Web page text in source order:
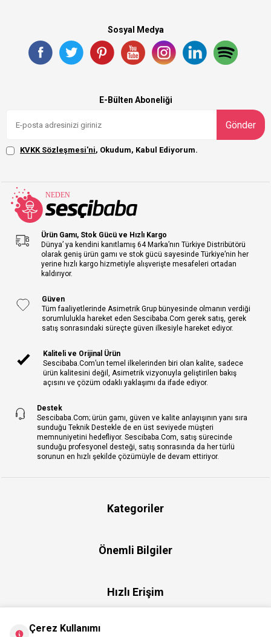
Sosyal Medya
E-Bülten Aboneliği
Gönder
KVKK Sözleşmesi'ni, Okudum, Kabul Ediyorum.
Ürün Gamı, Stok Gücü ve Hızlı Kargo
Dünya’ ya kendini kanıtlamış 64 Marka’nın Türkiye Distribütörü
olarak geniş ürün gamı ve stok gücü sayesinde Türkiye’nin her
yerine hızlı kargo hizmetiyle alışverişte mesafeleri ortadan
kaldırıyor.
Güven
Tüm faaliyetlerinde Asimetrik Grup bünyesinde olmanın verdiği
sorumlulukla hareket eden Sescibaba.Com gerek satış, gerek
satış sonrasındaki süreçte güven ilkesiyle hareket ediyor.
Kaliteli ve Orijinal Ürün
Sescibaba.Com’un temel ilkelerinden biri olan kalite, sadece
ürün kalitesini değil, Asimetrik vizyonuyla geliştirilen bakış
açısını ve çözüm odaklı yaklaşımı da ifade ediyor.
Destek
Sescibaba.Com; ürün gamı, güven ve kalite anlayışının yanı sıra
sunduğu Teknik Destekle de en üst seviyede müşteri
memnuniyetini hedefliyor. Sescibaba.Com, satış sürecinde
sunduğu profesyonel desteği, satış sonrasında da her türlü
sorunun en hızlı şekilde çözümüyle de devam ettiriyor.
Kategoriler
Önemli Bilgiler
Hızlı Erişim
Çerez Kullanımı